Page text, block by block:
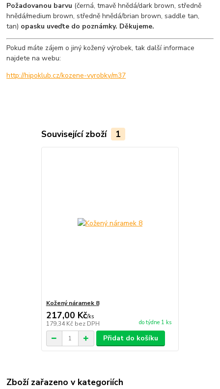
Požadovanou barvu (černá, tmavě hnědá/dark brown, středně
hnědá/medium brown, středně hnědá/brian brown, saddle tan,
tan) opasku uveďte do poznámky. Děkujeme.
Pokud máte zájem o jiný kožený výrobek, tak další informace
najdete na webu:
http://hipoklub.cz/kozene-vyrobky/m37
Související zboží 1
Kožený náramek 8
217,00 Kč/ks
179,34 Kč bez DPH do týdne 1 ks
Přidat do košíku
Zboží zařazeno v kategoriích